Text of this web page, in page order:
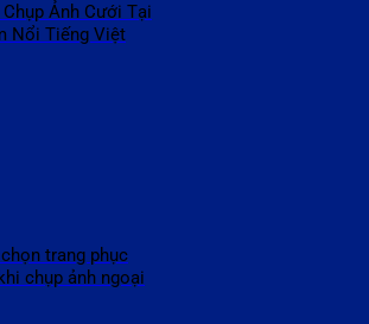
Ảnh Cưới Tại
Nổi Tiếng Việt
trang phục
chụp ảnh ngoại